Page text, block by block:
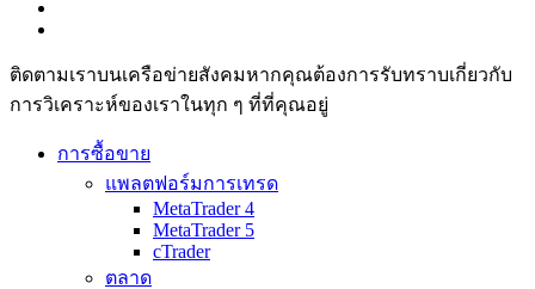
ติดตามเราบนเครือข่ายสังคมหากคุณต้องการรับทราบเกี่ยวกับ
การวิเ­คราะห์ของเราในทุก ๆ ที่ที่คุณอยู่
การซื้อขาย
แพลตฟอร์มการเทรด
MetaTrader 4
MetaTrader 5
cTrader
ตลาด